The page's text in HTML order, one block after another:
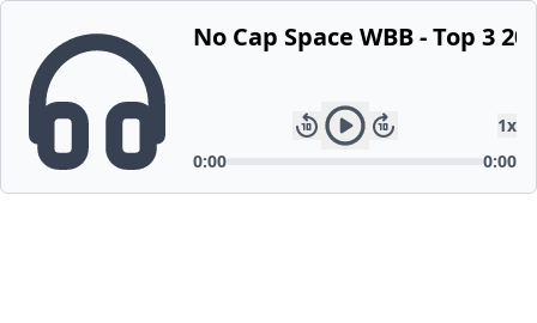
No Cap Space WBB - Top 3
1x
0:00
0:00